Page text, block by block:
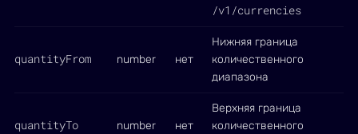
/v1/currencies
quantityFrom number нет
Нижняя граница
количественного
диапазона
quantityTo number нет
Верхняя граница
количественного